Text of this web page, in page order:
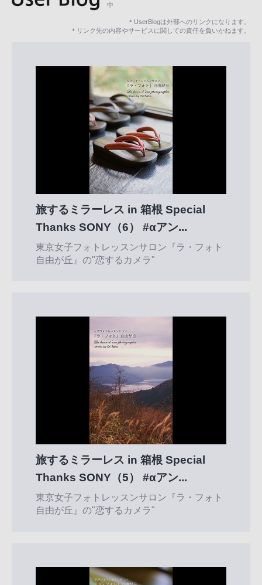
中
＊UserBlogは外部へのリンクになります。
＊リンク先の内容やサービスに関しての責任を負いかねます。
旅するミラーレス in 箱根 Special
Thanks SONY（6） #αアン...
東京女子フォトレッスンサロン『ラ・フォト
自由が丘』の"恋するカメラ"
旅するミラーレス in 箱根 Special
Thanks SONY（5） #αアン...
東京女子フォトレッスンサロン『ラ・フォト
自由が丘』の"恋するカメラ"